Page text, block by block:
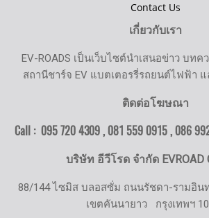
Contact Us
เกี่ยวกับเรา
EV-ROADS เป็นเว็บไซต์นำเสนอข่าว บท
สถานีชาร์จ EV แบตเตอรรี่รถยนต์ไฟฟ้า
ติดต่อโฆษณา
Call : 095 720 4309 , 081 559 0915 , 086
บริษัท อีวีโรด จำกัด EVROAD
88/144 ไซมิส บลอสซั่ม ถนนรัชดา-รามอิน
เขตคันนายาว กรุงเทพฯ